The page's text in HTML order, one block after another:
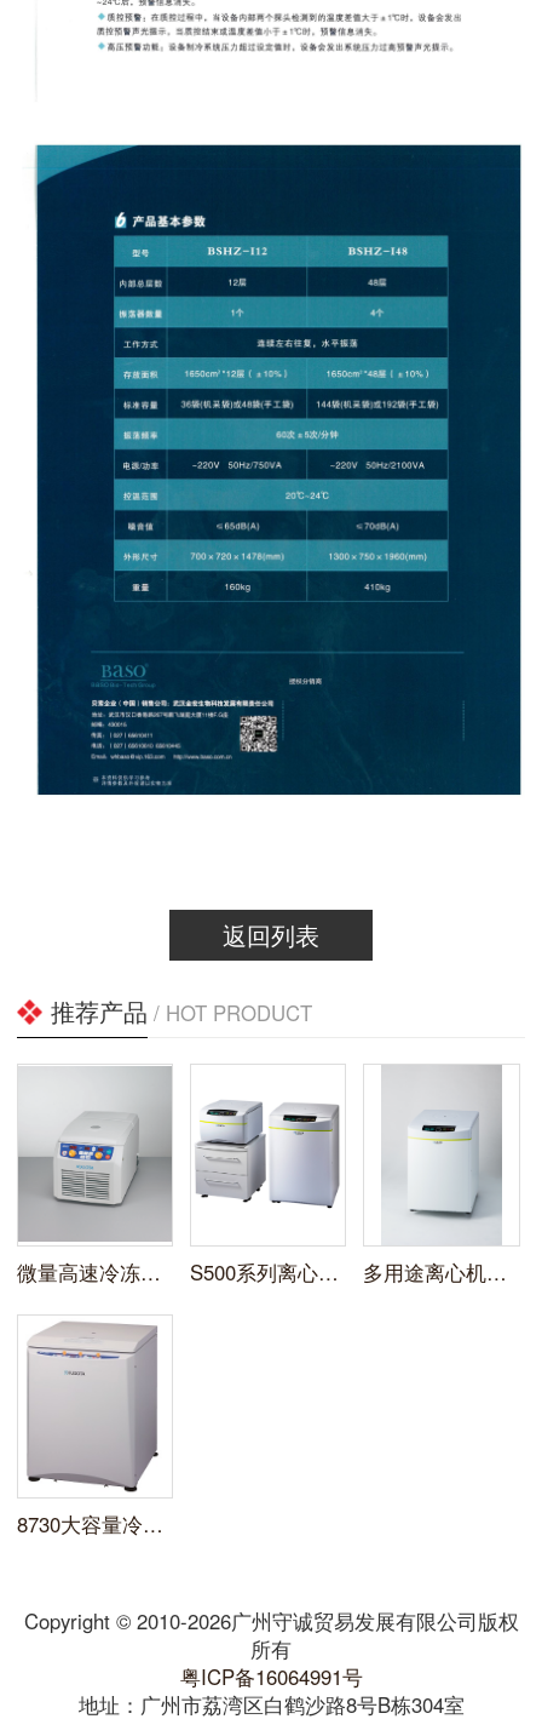
返回列表
推荐产品 / HOT PRODUCT
微量高速冷冻离心机3520 S500系列离心机S500T/S500FR 多用途离心机S700FR/S700TR/S700T
8730大容量冷冻离心机
Copyright © 2010-2026广州守诚贸易发展有限公司版权
所有
粤ICP备16064991号
地址：广州市荔湾区白鹤沙路8号B栋304室